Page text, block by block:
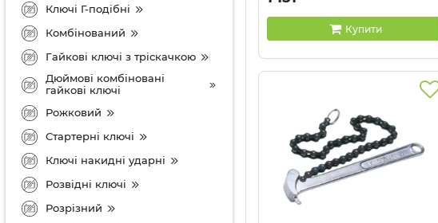
Ключі Г-подібні
Комбінований
Гайкові ключі з тріскачкою
Дюймові комбіновані
гайкові ключі
Рожковий
Стартерні ключі
Ключі накидні ударні
Розвідні ключі
Розрізний
Артикул: 78106
Купити